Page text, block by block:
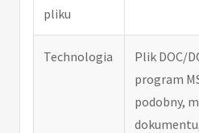
pliku
Technologia
Plik DOC/
program
podobny,